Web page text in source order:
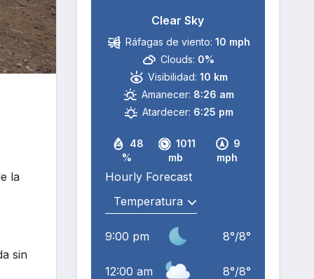
la
sin
Clear Sky
48
%
1011
mb
9
mph
Ráfagas de viento: 10 mph
Clouds: 0%
Visibilidad: 10 km
Amanecer: 8:26 am
Atardecer: 6:25 pm
Hourly Forecast
9:00 pm 8°/8°
12:00 am 8°/8°